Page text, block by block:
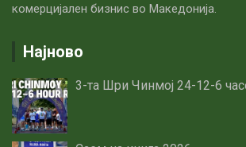
комерцијален бизнис во Македонија.
Најново
3-та Шри Чинмој 24-12-6